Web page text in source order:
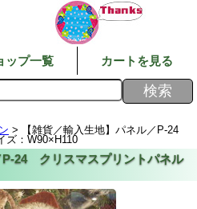
ップ一覧 カートを見る
> 【雑貨／輸入生地】パネル／P-24
：W90×H110